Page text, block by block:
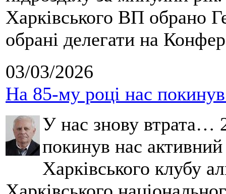
Харківського ВП обрано
обрані делегати на
03/03/2026
На 85-му році нас
У нас знову втрата…
покинув нас
Харківського клубу